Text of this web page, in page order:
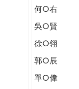
何○右
吳○賢
徐○翎
郭○辰
單○偉